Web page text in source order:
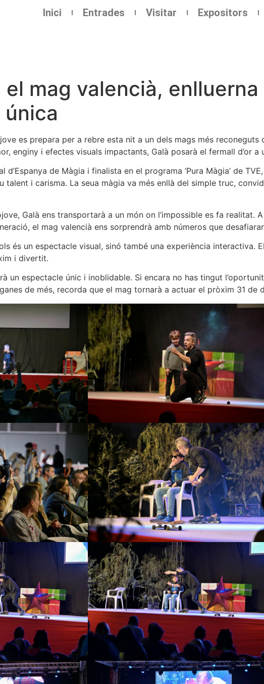
Inici Entrades Visitar Expositors
el mag valencià,
única
es prepara per a rebre esta nit a un dels mags més
enginy i efectes visuals impactants, Galà posarà el fermall d’or a
d’Espanya de Màgia i finalista en el programa ‘Pura Màgia’ de
talent i carisma. La seua màgia va més enllà del simple truc,
Galà ens transportarà a un món on l’impossible es fa realitat. A
el mag valencià ens sorprendrà amb números que
és un espectacle visual, sinó també una experiència interactiva.
i divertit.
un espectacle únic i inoblidable. Si encara no has tingut
de més, recorda que el mag tornarà a actuar el pròxim 31 de